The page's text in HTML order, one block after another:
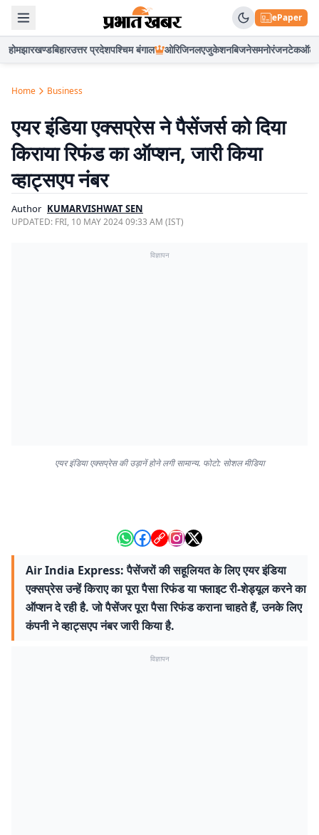
ePaper
होमझारखण्डबिहारउत्तर प्रदेशपश्चिम बंगाल ओरिजिनलएजुकेशनबिजनेसमनोरंजनटेकऑटो
Home Business
एयर इंडिया एक्सप्रेस ने पैसेंजर्स को दिया
किराया रिफंड का ऑप्शन, जारी किया
व्हाट्सएप नंबर
Author KUMARVISHWAT SEN
UPDATED: FRI, 10 MAY 2024 09:33 AM (IST)
विज्ञापन
एयर इंडिया एक्सप्रेस की उड़ानें होने लगी सामान्य. फोटो: सोशल मीडिया
Air India Express: पैसेंजरों की सहूलियत के लिए एयर इंडिया
एक्सप्रेस उन्हें किराए का पूरा पैसा रिफंड या फ्लाइट री-शेड्यूल करने का
ऑप्शन दे रही है. जो पैसेंजर पूरा पैसा रिफंड कराना चाहते हैं, उनके लिए
कंपनी ने व्हाट्सएप नंबर जारी किया है.
विज्ञापन